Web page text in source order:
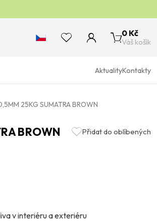
0 Kč
Váš košík
AktualityKontakty
25KG SUMATRA BROWN
BROWN
Přidat do oblíbených
v interiéru a exteriéru